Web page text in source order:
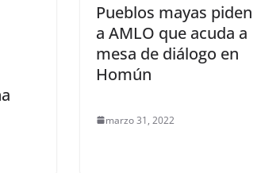
Pueblos mayas piden
a AMLO que acuda a
mesa de diálogo en
Homún
marzo 31, 2022